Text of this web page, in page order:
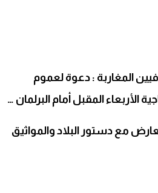
المغاربة : دعوة لعموم
الأربعاء المقبل أمام البرلمان …
مع دستور البلاد والمواثيق